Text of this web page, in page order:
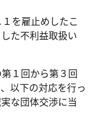
を雇止めしたこ
た不利益取扱い
１回から第３回
以下の対応を行っ
な団体交渉に当